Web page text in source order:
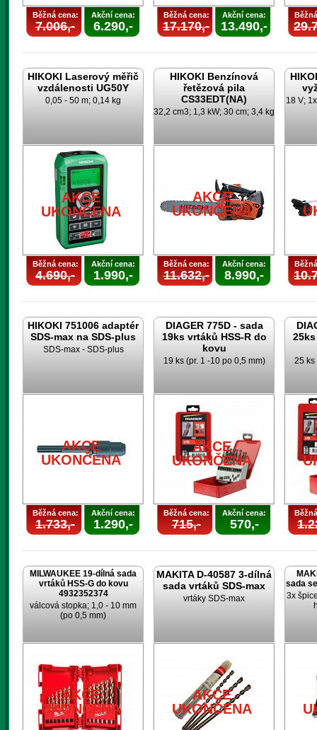
Běžná cena:
7.006,-
Akční cena:
6.290,-
Běžná cena:
17.170,-
Akční cena:
13.490,-
HIKOKI Laserový měřič
vzdálenosti UG50Y
0,05 - 50 m; 0,14 kg
AKCE
UKONČENA
Běžná cena:
4.690,-
Akční cena:
1.990,-
HIKOKI Benzínová
řetězová pila
CS33EDT(NA)
32,2 cm3; 1,3 kW; 30 cm; 3,4 kg
AKCE
UKONČENA
Běžná cena:
11.632,-
Akční cena:
8.990,-
18 V;
HIKOKI 751006 adaptér
SDS-max na SDS-plus
SDS-max - SDS-plus
AKCE
UKONČENA
Běžná cena:
1.733,-
Akční cena:
1.290,-
DIAGER 775D - sada
19ks vrtáků HSS-R do
kovu
19 ks (pr. 1 -10 po 0,5 mm)
AKCE
UKONČENA
Běžná cena:
715,-
Akční cena:
570,-
25 ks
MILWAUKEE 19-dílná sada
vrtáků HSS-G do kovu
4932352374
válcová stopka; 1,0 - 10 mm
(po 0,5 mm)
AKCE
UKONČENA
MAKITA D-40587 3-dílná
sada vrtáků SDS-max
vrtáky SDS-max
AKCE
UKONČENA
sada
3x